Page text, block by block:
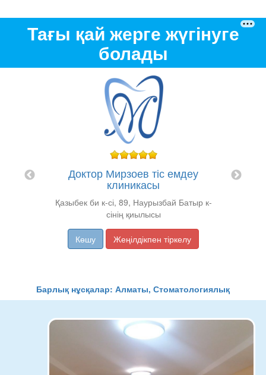
Тағы қай жерге жүгінуге
болады
Доктор Мирзоев тіс емдеу
клиникасы
Қазыбек би к-сі, 89, Наурызбай Батыр к-
сінің қиылысы
Көшу Жеңілдікпен тіркелу
Барлық нұсқалар: Алматы, Стоматологиялық